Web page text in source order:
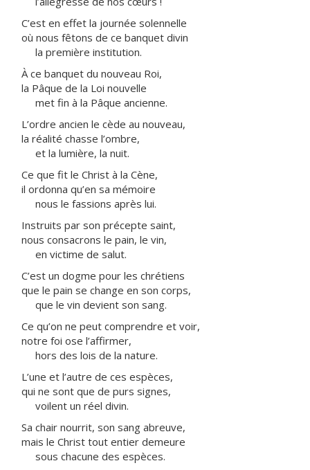
C’est en effet la journée solennelle
où nous fêtons de ce banquet divin
la première institution.
À ce banquet du nouveau Roi,
la Pâque de la Loi nouvelle
met fin à la Pâque ancienne.
L’ordre ancien le cède au nouveau,
la réalité chasse l’ombre,
et la lumière, la nuit.
Ce que fit le Christ à la Cène,
il ordonna qu’en sa mémoire
nous le fassions après lui.
Instruits par son précepte saint,
nous consacrons le pain, le vin,
en victime de salut.
C’est un dogme pour les chrétiens
que le pain se change en son corps,
que le vin devient son sang.
Ce qu’on ne peut comprendre et voir,
notre foi ose l’affirmer,
hors des lois de la nature.
L’une et l’autre de ces espèces,
qui ne sont que de purs signes,
voilent un réel divin.
Sa chair nourrit, son sang abreuve,
mais le Christ tout entier demeure
sous chacune des espèces.